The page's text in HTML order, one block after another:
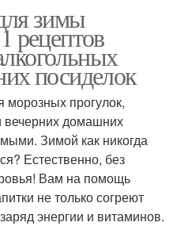
Алкогольные напитки
зимы
рецептов
посиделок
морозных прогулок,
вечерних домашних
Зимой как никогда
Естественно, без
Вам на помощь
не только согреют
энергии и витаминов.